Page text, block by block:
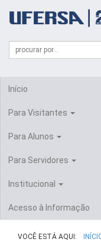
portal
UFERSA
Formulário
Busca
Campo
de
Início
Para Visitantes
Para Alunos
Para Servidores
Institucional
Acesso à Informação
VOCÊ ESTÁ AQUI: